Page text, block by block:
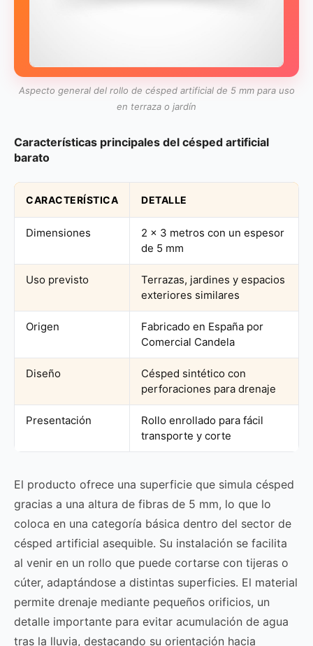
Aspecto general del rollo de césped artificial de 5 mm para uso
en terraza o jardín
Características principales del césped artificial
barato
CARACTERÍSTICA DETALLE
Dimensiones
2 x 3 metros con un espesor
de 5 mm
Uso previsto
Terrazas, jardines y espacios
exteriores similares
Origen
Fabricado en España por
Comercial Candela
Diseño
Césped sintético con
perforaciones para drenaje
Presentación
Rollo enrollado para fácil
transporte y corte
El producto ofrece una superficie que simula césped
gracias a una altura de fibras de 5 mm, lo que lo
coloca en una categoría básica dentro del sector de
césped artificial asequible. Su instalación se facilita
al venir en un rollo que puede cortarse con tijeras o
cúter, adaptándose a distintas superficies. El material
permite drenaje mediante pequeños orificios, un
detalle importante para evitar acumulación de agua
tras la lluvia, destacando su orientación hacia